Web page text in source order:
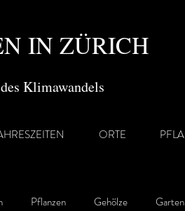
IN ZÜRICH
Klimawandels
ORTE
Pflanzen Gehölze Garten